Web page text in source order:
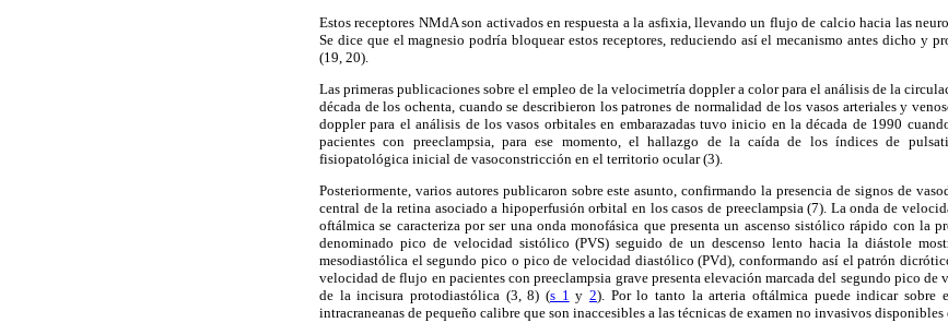
Estos receptores NMdA son activados en respuesta a la asfixia, llevando un flujo de calcio hacia las
Se dice que el magnesio podría bloquear estos receptores, reduciendo así el mecanismo antes dicho y
(19, 20).
Las primeras publicaciones sobre el empleo de la velocimetría doppler a color para el análisis de la
década de los ochenta, cuando se describieron los patrones de normalidad de los vasos arteriales y
doppler para el análisis de los vasos orbitales en embarazadas tuvo inicio en la década de 1990
pacientes con preeclampsia, para ese momento, el hallazgo de la caída de los índices de
fisiopatológica inicial de vasoconstricción en el territorio ocular (3).
Posteriormente, varios autores publicaron sobre este asunto, confirmando la presencia de signos de
central de la retina asociado a hipoperfusión orbital en los casos de preeclampsia (7). La onda de
oftálmica se caracteriza por ser una onda monofásica que presenta un ascenso sistólico rápido con la
denominado pico de velocidad sistólico (PVS) seguido de un descenso lento hacia la diástole
mesodiastólica el segundo pico o pico de velocidad diastólico (PVd), conformando así el patrón
velocidad de flujo en pacientes con preeclampsia grave presenta elevación marcada del segundo pico de
de la incisura protodiastólica (3, 8) (s 1 y2). Por lo tanto la arteria oftálmica puede indicar sobre
intracraneanas de pequeño calibre que son inaccesibles a las técnicas de examen no invasivos